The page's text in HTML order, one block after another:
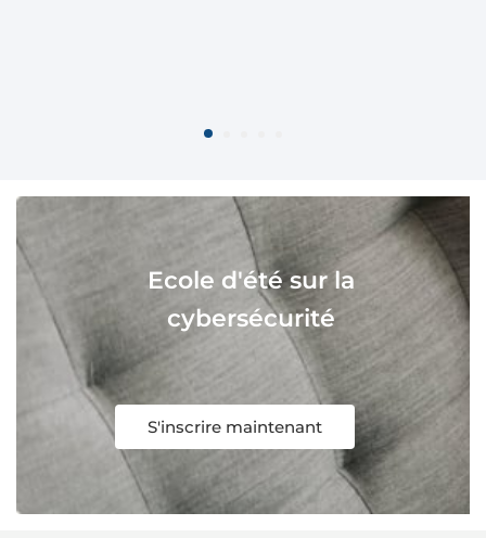
Ecole d'été sur la
cybersécurité
S'inscrire maintenant